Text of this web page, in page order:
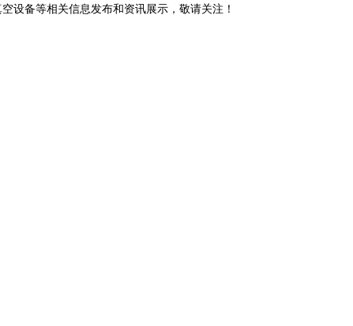
设备等相关信息发布和资讯展示，敬请关注！